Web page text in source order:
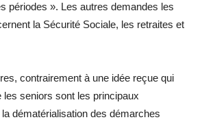
périodes ». Les autres demandes les
la Sécurité Sociale, les retraites et
contrairement à une idée reçue qui
les seniors sont les principaux
dématérialisation des démarches